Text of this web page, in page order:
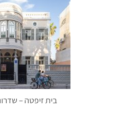
בית זיפטה – שדרות